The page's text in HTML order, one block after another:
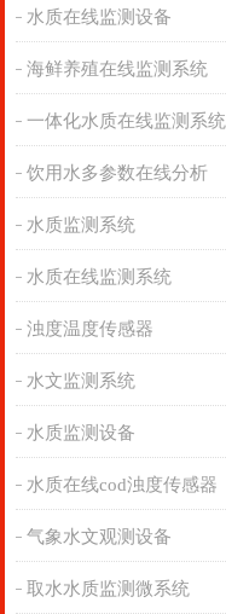
水质在线监测设备
海鲜养殖在线监测系统
一体化水质在线监测系统
饮用水多参数在线分析
水质监测系统
水质在线监测系统
浊度温度传感器
水文监测系统
水质监测设备
水质在线cod浊度传感器
气象水文观测设备
取水水质监测微系统